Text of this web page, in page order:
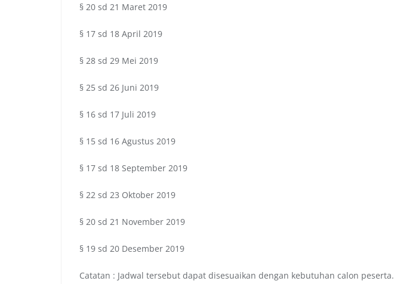
§ 20 sd 21 Maret 2019
§ 17 sd 18 April 2019
§ 28 sd 29 Mei 2019
§ 25 sd 26 Juni 2019
§ 16 sd 17 Juli 2019
§ 15 sd 16 Agustus 2019
§ 17 sd 18 September 2019
§ 22 sd 23 Oktober 2019
§ 20 sd 21 November 2019
§ 19 sd 20 Desember 2019
Catatan : Jadwal tersebut dapat disesuaikan dengan kebutuhan calon peserta.